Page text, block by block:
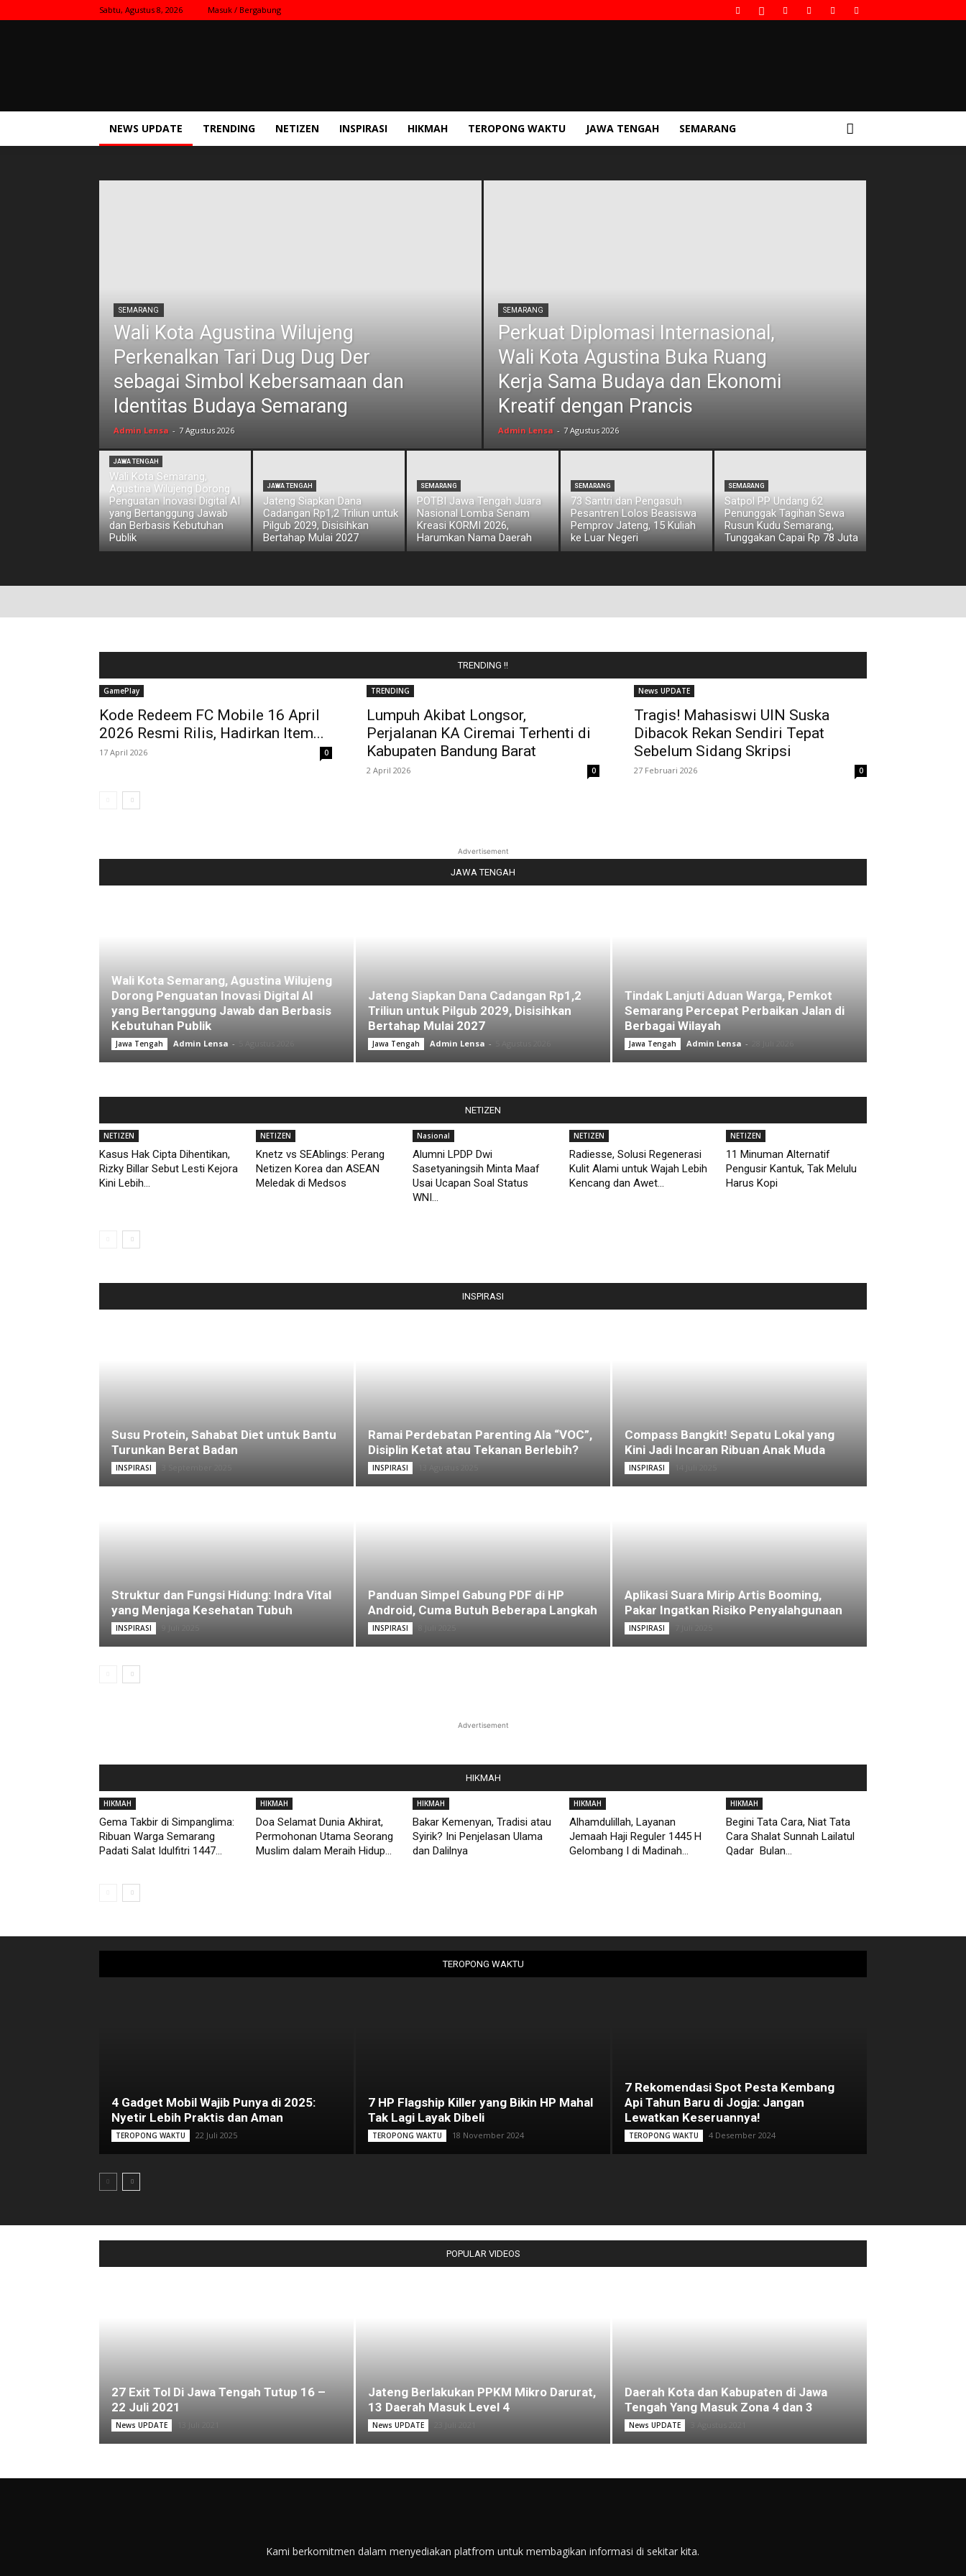
Sabtu, Agustus 8, 2026 Masuk / Bergabung
NEWS UPDATE TRENDING NETIZEN INSPIRASI HIKMAH TEROPONG WAKTU JAWA TENGAH SEMARANG
SEMARANG
Wali Kota Agustina Wilujeng
Perkenalkan Tari Dug Dug Der
sebagai Simbol Kebersamaan dan
Identitas Budaya Semarang
Admin Lensa - 7 Agustus 2026
SEMARANG
Perkuat Diplomasi Internasional,
Wali Kota Agustina Buka Ruang
Kerja Sama Budaya dan Ekonomi
Kreatif dengan Prancis
Admin Lensa - 7 Agustus 2026
JAWA TENGAH
Wali Kota Semarang,
Agustina Wilujeng Dorong
Penguatan Inovasi Digital AI
yang Bertanggung Jawab
dan Berbasis Kebutuhan
Publik
JAWA TENGAH
Jateng Siapkan Dana
Cadangan Rp1,2 Triliun untuk
Pilgub 2029, Disisihkan
Bertahap Mulai 2027
SEMARANG
POTBI Jawa Tengah Juara
Nasional Lomba Senam
Kreasi KORMI 2026,
Harumkan Nama Daerah
SEMARANG
73 Santri dan Pengasuh
Pesantren Lolos Beasiswa
Pemprov Jateng, 15 Kuliah
ke Luar Negeri
SEMARANG
Satpol PP Undang 62
Penunggak Tagihan Sewa
Rusun Kudu Semarang,
Tunggakan Capai Rp 78 Juta
TRENDING !!
GamePlay
Kode Redeem FC Mobile 16 April
2026 Resmi Rilis, Hadirkan Item...
17 April 2026 0
TRENDING
Lumpuh Akibat Longsor,
Perjalanan KA Ciremai Terhenti di
Kabupaten Bandung Barat
2 April 2026 0
News UPDATE
Tragis! Mahasiswi UIN Suska
Dibacok Rekan Sendiri Tepat
Sebelum Sidang Skripsi
27 Februari 2026 0
Advertisement
JAWA TENGAH
Wali Kota Semarang, Agustina Wilujeng
Dorong Penguatan Inovasi Digital AI
yang Bertanggung Jawab dan Berbasis
Kebutuhan Publik
Jawa Tengah Admin Lensa -
Jateng Siapkan Dana Cadangan Rp1,2
Triliun untuk Pilgub 2029, Disisihkan
Bertahap Mulai 2027
Jawa Tengah Admin Lensa -
Tindak Lanjuti Aduan Warga, Pemkot
Semarang Percepat Perbaikan Jalan di
Berbagai Wilayah
Jawa Tengah Admin Lensa -
NETIZEN
NETIZEN
Kasus Hak Cipta Dihentikan,
Rizky Billar Sebut Lesti Kejora
Kini Lebih...
NETIZEN
Knetz vs SEAblings: Perang
Netizen Korea dan ASEAN
Meledak di Medsos
Nasional
Alumni LPDP Dwi
Sasetyaningsih Minta Maaf
Usai Ucapan Soal Status
WNI...
NETIZEN
Radiesse, Solusi Regenerasi
Kulit Alami untuk Wajah Lebih
Kencang dan Awet...
NETIZEN
11 Minuman Alternatif
Pengusir Kantuk, Tak Melulu
Harus Kopi
INSPIRASI
Susu Protein, Sahabat Diet untuk Bantu
Turunkan Berat Badan
INSPIRASI
Ramai Perdebatan Parenting Ala “VOC”,
Disiplin Ketat atau Tekanan Berlebih?
INSPIRASI
Compass Bangkit! Sepatu Lokal yang
Kini Jadi Incaran Ribuan Anak Muda
INSPIRASI
Struktur dan Fungsi Hidung: Indra Vital
yang Menjaga Kesehatan Tubuh
INSPIRASI
Panduan Simpel Gabung PDF di HP
Android, Cuma Butuh Beberapa Langkah
INSPIRASI
Aplikasi Suara Mirip Artis Booming,
Pakar Ingatkan Risiko Penyalahgunaan
INSPIRASI
Advertisement
HIKMAH
HIKMAH
Gema Takbir di Simpanglima:
Ribuan Warga Semarang
Padati Salat Idulfitri 1447...
HIKMAH
Doa Selamat Dunia Akhirat,
Permohonan Utama Seorang
Muslim dalam Meraih Hidup...
HIKMAH
Bakar Kemenyan, Tradisi atau
Syirik? Ini Penjelasan Ulama
dan Dalilnya
HIKMAH
Alhamdulillah, Layanan
Jemaah Haji Reguler 1445 H
Gelombang I di Madinah...
HIKMAH
Begini Tata Cara, Niat Tata
Cara Shalat Sunnah Lailatul
Qadar Bulan...
TEROPONG WAKTU
4 Gadget Mobil Wajib Punya di 2025:
Nyetir Lebih Praktis dan Aman
TEROPONG WAKTU 22 Juli 2025
7 HP Flagship Killer yang Bikin HP Mahal
Tak Lagi Layak Dibeli
TEROPONG WAKTU 18 November 2024
7 Rekomendasi Spot Pesta Kembang
Api Tahun Baru di Jogja: Jangan
Lewatkan Keseruannya!
TEROPONG WAKTU 4 Desember 2024
POPULAR VIDEOS
27 Exit Tol Di Jawa Tengah Tutup 16 –
22 Juli 2021
News UPDATE
Jateng Berlakukan PPKM Mikro Darurat,
13 Daerah Masuk Level 4
News UPDATE
Daerah Kota dan Kabupaten di Jawa
Tengah Yang Masuk Zona 4 dan 3
News UPDATE
Kami berkomitmen dalam menyediakan platfrom untuk membagikan informasi di sekitar kita.